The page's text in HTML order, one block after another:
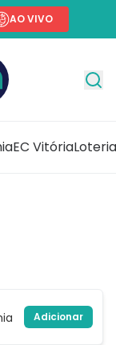
AO VIVO
EC Vitória
Adicionar